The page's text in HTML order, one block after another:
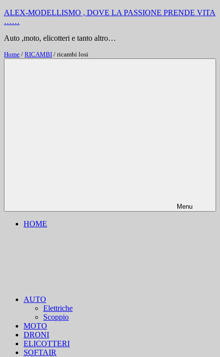
ALEX-MODELLISMO , DOVE LA PASSIONE PRENDE VITA
……
Auto ,moto, elicotteri e tanto altro…
Home / RICAMBI / ricambi losi
Menu
HOME
AUTO
Elettriche
Scoppio
MOTO
DRONI
ELICOTTERI
SOFTAIR